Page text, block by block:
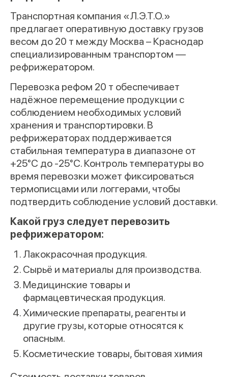
Транспортная компания «Л.Э.Т.О.»
предлагает оперативную доставку грузов
весом до 20 т между Москва – Краснодар
специализированным транспортом —
рефрижератором.
Перевозка рефом 20 т обеспечивает
надёжное перемещение продукции с
соблюдением необходимых условий
хранения и транспортировки. В
рефрижераторах поддерживается
стабильная температура в диапазоне от
+25°C до -25°C. Контроль температуры во
время перевозки может фиксироваться
термописцами или логгерами, чтобы
подтвердить соблюдение условий доставки.
Какой груз следует перевозить
рефрижератором:
Лакокрасочная продукция.
Сырьё и материалы для производства.
Медицинские товары и
фармацевтическая продукция.
Химические препараты, реагенты и
другие грузы, которые относятся к
опасным.
Косметические товары, бытовая химия